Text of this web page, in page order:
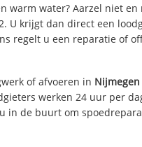
warm water? Aarzel niet
U krijgt dan direct een
regelt u een reparatie of
of afvoeren in
werken 24 uur per
in de buurt om